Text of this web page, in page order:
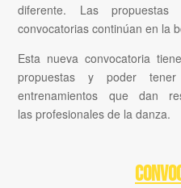
diferente. Las
convocatorias continúan en la
Esta nueva convocatoria
propuestas y poder
entrenamientos que dan
las profesionales de la danza.